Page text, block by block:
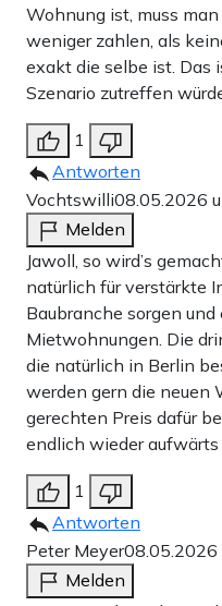
Wohnung ist, muss
weniger zahlen, als
exakt die selbe ist. Das
Szenario zutreffen
1
Antworten
Vochtswilli08.05.2026
Melden
Jawoll, so wird’s
natürlich für verstärkte
Baubranche sorgen
Mietwohnungen. Die
die natürlich in Berlin
werden gern die neuen
gerechten Preis dafür
endlich wieder aufwärts
1
Antworten
Peter Meyer08.05.2026
Melden